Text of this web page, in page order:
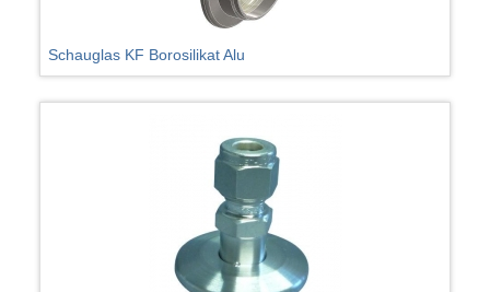
Schauglas KF Borosilikat Alu